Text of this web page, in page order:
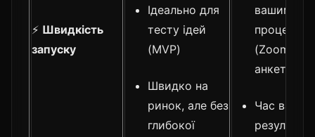
⚡ Швидкість
запуску
Ідеально для
тесту ідей
(MVP)
Швидко на
ринок, але без
глибокої
вашими
(Zoom +
анкети)
Час